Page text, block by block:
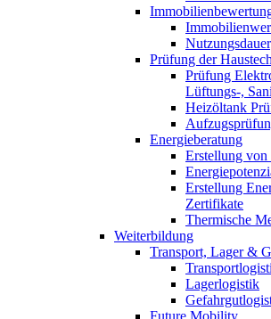
Prüfung der
Prüfung
Lüftungs-,
Heizöltank
Energieberatung
Erstellung von
Erstellung
Zertifikate
Thermische
Weiterbildung
Transport, Lager &
Lagerlogistik
Future Mobility